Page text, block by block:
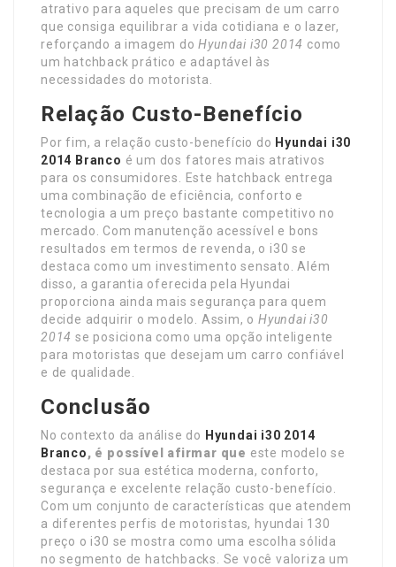
atrativo para aqueles que precisam de um carro
que consiga equilibrar a vida cotidiana e o lazer,
reforçando a imagem doHyundai i30 2014 como
um hatchback prático e adaptável às
necessidades do motorista.
Relação Custo-Benefício
Por fim, a relação custo-benefício do Hyundai i30
2014 Branco é um dos fatores mais atrativos
para os consumidores. Este hatchback entrega
uma combinação de eficiência, conforto e
tecnologia a um preço bastante competitivo no
mercado. Com manutenção acessível e bons
resultados em termos de revenda, o i30 se
destaca como um investimento sensato. Além
disso, a garantia oferecida pela Hyundai
proporciona ainda mais segurança para quem
decide adquirir o modelo. Assim, oHyundai i30
2014 se posiciona como uma opção inteligente
para motoristas que desejam um carro confiável
e de qualidade.
Conclusão
No contexto da análise do Hyundai i30 2014
Branco, é possível afirmar que este modelo se
destaca por sua estética moderna, conforto,
segurança e excelente relação custo-benefício.
Com um conjunto de características que atendem
a diferentes perfis de motoristas, hyundai 130
preço o i30 se mostra como uma escolha sólida
no segmento de hatchbacks. Se você valoriza um